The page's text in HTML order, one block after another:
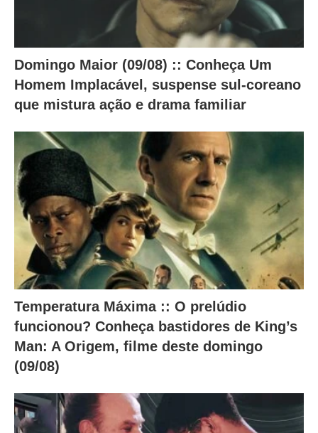
d
o
a
a
i
x
o
Domingo Maior (09/08) :: Conheça Um
Homem Implacável, suspense sul-coreano
que mistura ação e drama familiar
Temperatura Máxima :: O prelúdio
funcionou? Conheça bastidores de King’s
Man: A Origem, filme deste domingo
(09/08)